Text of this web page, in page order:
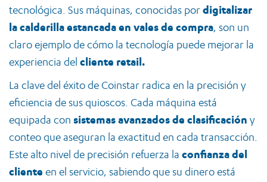
tecnológica. Sus máquinas, conocidas pordigitalizar
la calderilla estancada en vales de compra, son un
claro ejemplo de cómo la tecnología puede mejorar la
experiencia del cliente retail.
La clave del éxito de Coinstar radica en la precisión y
eficiencia de sus quioscos. Cada máquina está
equipada con sistemas avanzados de clasificación y
conteo que aseguran la exactitud en cada transacción.
Este alto nivel de precisión refuerza la confianza del
cliente en el servicio, sabiendo que su dinero está